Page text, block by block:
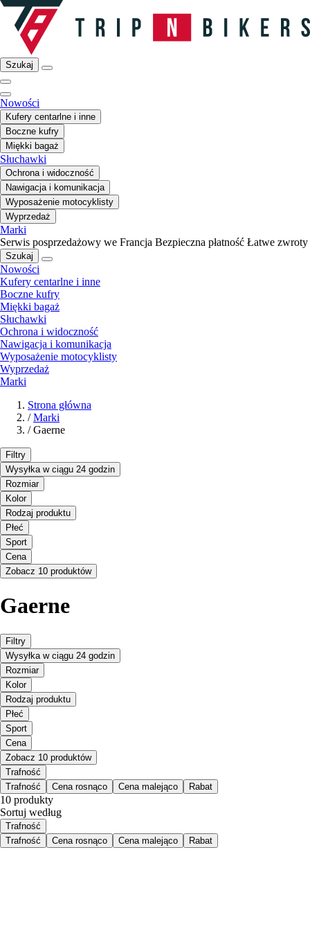
Szukaj
Nowości
Kufery centarlne i inne
Boczne kufry
Miękki bagaż
Słuchawki
Ochrona i widoczność
Nawigacja i komunikacja
Wyposażenie motocyklisty
Wyprzedaż
Marki
Serwis posprzedażowy we Francja Bezpieczna płatność Łatwe zwroty
Szukaj
Nowości
Kufery centarlne i inne
Boczne kufry
Miękki bagaż
Słuchawki
Ochrona i widoczność
Nawigacja i komunikacja
Wyposażenie motocyklisty
Wyprzedaż
Marki
Strona główna
/ Marki
/ Gaerne
Filtry
Wysyłka w ciągu 24 godzin
Rozmiar
Kolor
Rodzaj produktu
Płeć
Sport
Cena
Zobacz 10 produktów
Gaerne
Filtry
Wysyłka w ciągu 24 godzin
Rozmiar
Kolor
Rodzaj produktu
Płeć
Sport
Cena
Zobacz 10 produktów
Trafność
Trafność
Cena rosnąco Cena malejąco Rabat
10 produkty
Sortuj według
Trafność
Trafność
Cena rosnąco Cena malejąco Rabat